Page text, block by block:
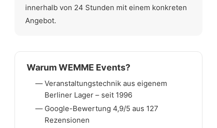
innerhalb von 24 Stunden mit einem konkreten
Angebot.
Warum WEMME Events?
Veranstaltungstechnik aus eigenem
Berliner Lager – seit 1996
Google-Bewertung 4,9/5 aus 127
Rezensionen